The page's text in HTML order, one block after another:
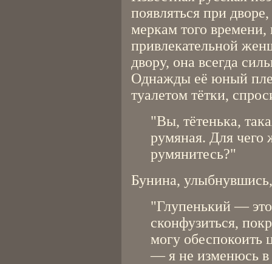
появляться при
меркам того времени,
привлекательной
двору, она всегда
Однажды её юный
туалетом тётки,
"Вы, тётенька,
румяная. Для чего
румянитесь?"
Бунина,
"Глупенький —
сконфузиться,
могу обеспокоить
— я не изменюсь в